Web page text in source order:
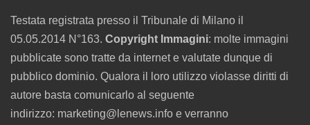
Testata registrata presso il Tribunale di Milano il
05.05.2014 N°163. Copyright Immagini: molte immagini
pubblicate sono tratte da internet e valutate dunque di
pubblico dominio. Qualora il loro utilizzo violasse diritti di
autore basta comunicarlo al seguente
indirizzo: marketing@lenews.info e verranno